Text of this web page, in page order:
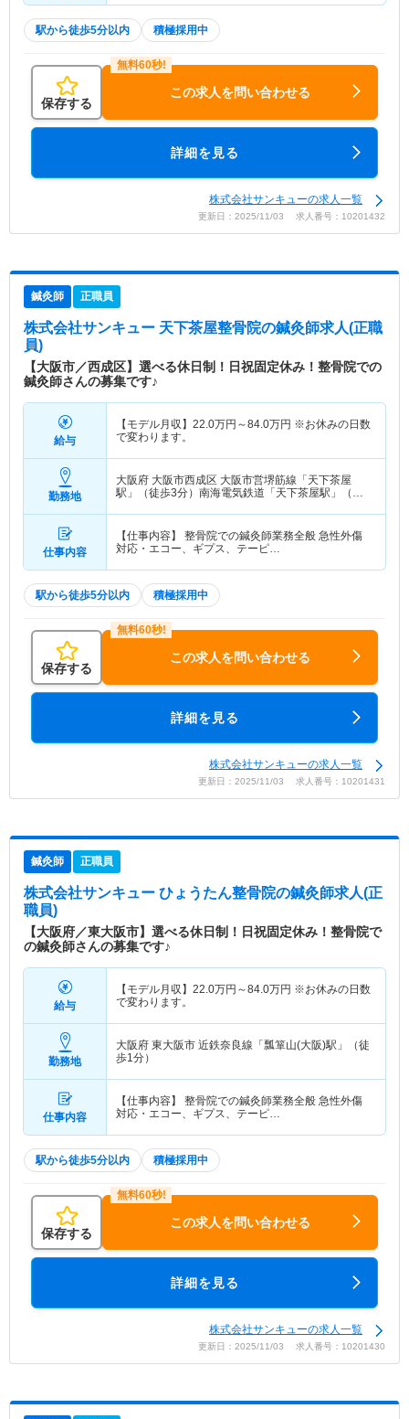
駅から徒歩5分以内 積極採用中
保存する
この求人を問い合わせる
詳細を見る
株式会社サンキューの求人一覧
更新日：2025/11/03 求人番号：10201432
鍼灸師 正職員
株式会社サンキュー 天下茶屋整骨院の鍼灸師求人(正職
員)
【大阪市／西成区】選べる休日制！日祝固定休み！整骨院での
鍼灸師さんの募集です♪
給与
【モデル月収】 22.0万円～84.0万円 ※お休みの日数
で変わります。
勤務地
大阪府 大阪市西成区 大阪市営堺筋線「天下茶屋
駅」（徒歩3分）南海電気鉄道「天下茶屋駅」（徒
仕事内容
【仕事内容】 整骨院での鍼灸師業務全般 急性外傷
対応・エコー、ギプス、テーピ…
駅から徒歩5分以内 積極採用中
保存する
この求人を問い合わせる
詳細を見る
株式会社サンキューの求人一覧
更新日：2025/11/03 求人番号：10201431
鍼灸師 正職員
株式会社サンキュー ひょうたん整骨院の鍼灸師求人(正
職員)
【大阪府／東大阪市】選べる休日制！日祝固定休み！整骨院で
の鍼灸師さんの募集です♪
給与
【モデル月収】 22.0万円～84.0万円 ※お休みの日数
で変わります。
勤務地
大阪府 東大阪市 近鉄奈良線「瓢箪山(大阪)駅」（徒
歩1分）
仕事内容
【仕事内容】 整骨院での鍼灸師業務全般 急性外傷
対応・エコー、ギプス、テーピ…
駅から徒歩5分以内 積極採用中
保存する
この求人を問い合わせる
詳細を見る
株式会社サンキューの求人一覧
更新日：2025/11/03 求人番号：10201430